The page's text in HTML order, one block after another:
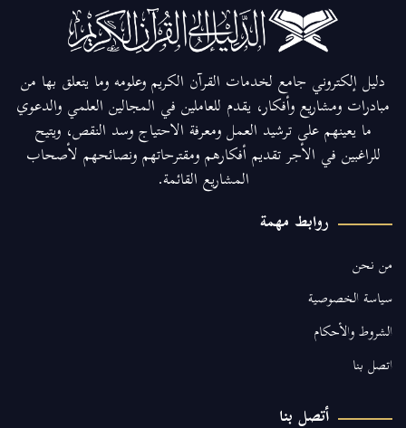
دليل إلكتروني جامع لخدمات القرآن الكريم وعلومه وما يتعلق بها من
مبادرات ومشاريع وأفكار، يقدم للعاملين في المجالين العلمي والدعوي
ما يعينهم على ترشيد العمل ومعرفة الاحتياج وسد النقص، ويتيح
للراغبين في الأجر تقديم أفكارهم ومقترحاتهم ونصائحهم لأصحاب
المشاريع القائمة.
روابط مهمة
من نحن
سياسة الخصوصية
الشروط والأحكام
اتصل بنا
أتصل بنا